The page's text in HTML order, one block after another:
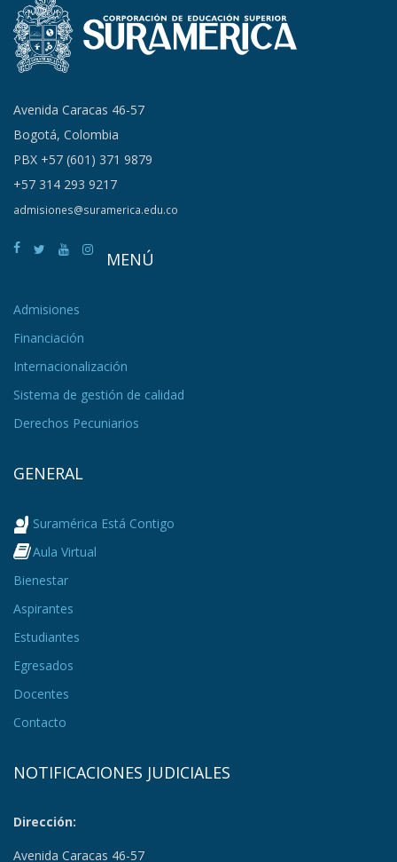
Avenida Caracas 46-57
Bogotá, Colombia
PBX +57 (601) 371 9879
+57 314 293 9217
admisiones@suramerica.edu.co
MENÚ
Admisiones
Financiación
Internacionalización
Sistema de gestión de calidad
Derechos Pecuniarios
GENERAL
Suramérica Está Contigo
Aula Virtual
Bienestar
Aspirantes
Estudiantes
Egresados
Docentes
Contacto
NOTIFICACIONES JUDICIALES
Dirección:
Avenida Caracas 46-57